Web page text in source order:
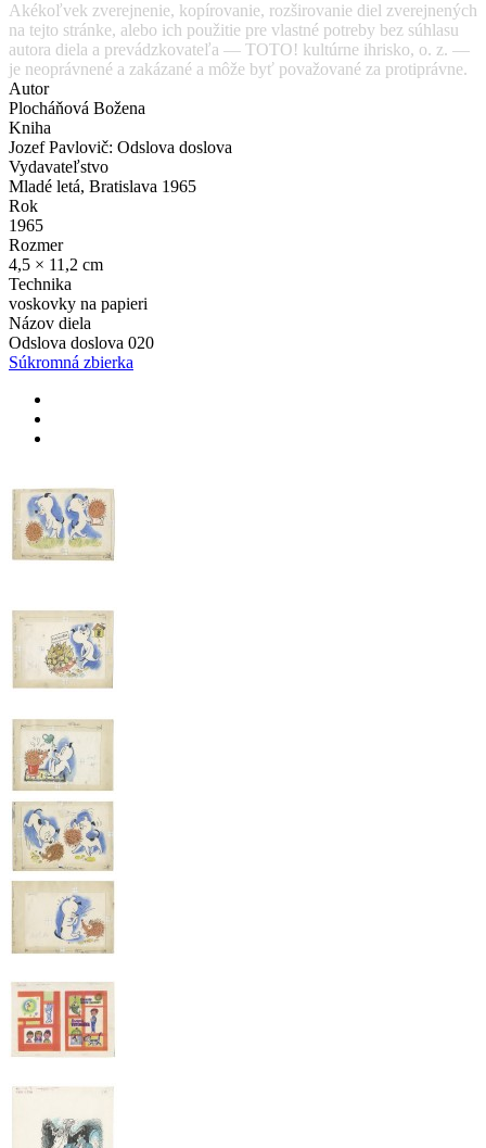
Akékoľvek zverejnenie, kopírovanie, rozširovanie diel zverejnených
na tejto stránke, alebo ich použitie pre vlastné potreby bez súhlasu
autora diela a prevádzkovateľa — TOTO! kultúrne ihrisko, o. z. —
je neoprávnené a zakázané a môže byť považované za protiprávne.
Autor
Plocháňová Božena
Kniha
Jozef Pavlovič: Odslova doslova
Vydavateľstvo
Mladé letá, Bratislava 1965
Rok
1965
Rozmer
4,5 × 11,2 cm
Technika
voskovky na papieri
Názov diela
Odslova doslova 020
Súkromná zbierka